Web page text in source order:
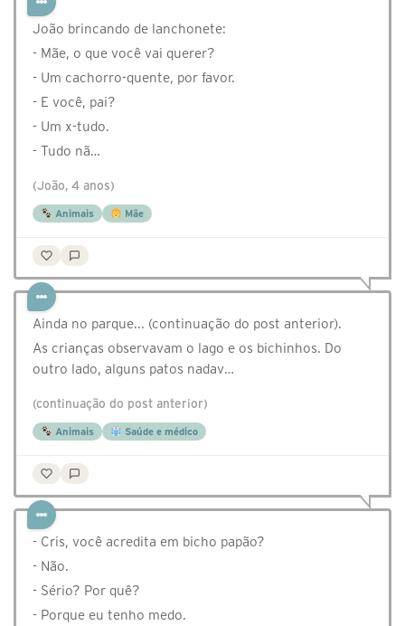
João brincando de lanchonete:
- Mãe, o que você vai querer?
- Um cachorro-quente, por favor.
- E você, pai?
- Um x-tudo.
- Tudo nã…
(João, 4 anos)
Animais Mãe
Ainda no parque... (continuação do post anterior).
As crianças observavam o lago e os bichinhos. Do
outro lado, alguns patos nadav…
(continuação do post anterior)
Animais Saúde e médico
- Cris, você acredita em bicho papão?
- Não.
- Sério? Por quê?
- Porque eu tenho medo.